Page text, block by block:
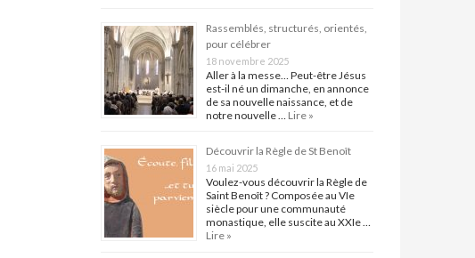
Rassemblés, structurés, orientés,
pour célébrer
18 novembre 2025
Aller à la messe… Peut-être Jésus
est-il né un dimanche, en annonce
de sa nouvelle naissance, et de
notre nouvelle … Lire »
Découvrir la Règle de St Benoît
16 mai 2025
Voulez-vous découvrir la Règle de
Saint Benoît ? Composée au VIe
siècle pour une communauté
monastique, elle suscite au XXIe …
Lire »